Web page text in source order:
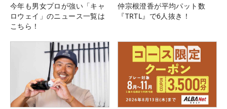
今年も男女プロが強い「キャ
ロウェイ」のニュース一覧は
こちら！
仲宗根澄香が平均パット数
『TRTL』で6人抜き！